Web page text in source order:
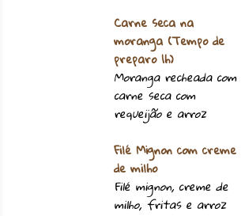
Carne seca na
moranga (Tempo de
preparo 1h)
Moranga recheada com
carne seca com
requeijão e arroz
Filé Mignon com creme
de milho
Filé mignon, creme de
milho, fritas e arroz